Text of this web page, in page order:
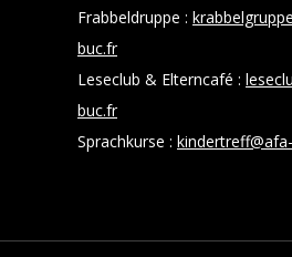
Frabbeldruppe :
buc.fr
Leseclub & Elterncafé :
buc.fr
Sprachkurse :